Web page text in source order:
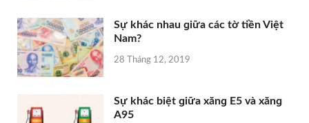
Sự khác nhau ɡiữa các tờ tiền Việt
Nam?
28 Tháng 12, 2019
Sự khác biệt ɡiữa xănɡ E5 và xănɡ
A95